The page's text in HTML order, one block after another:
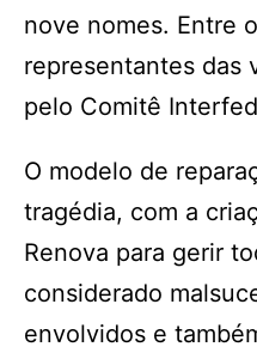
nove nomes. Entre
representantes das
pelo Comitê
O modelo de
tragédia, com a
Renova para gerir
considerado
envolvidos e